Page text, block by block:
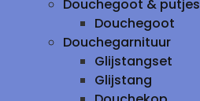
Douchegoot & putjes
Douchegoot
Douchegarnituur
Glijstangset
Glijstang